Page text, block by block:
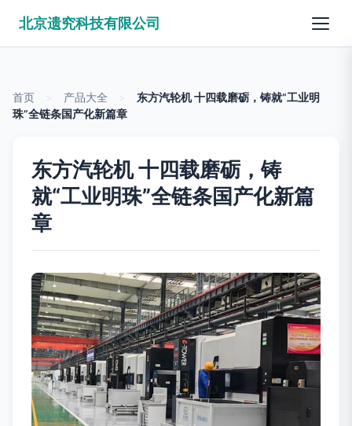
北京遗究科技有限公司
首页 产品大全
东方汽轮机 十四载磨砺，铸就“工业明
珠”全链条国产化新篇章
东方汽轮机 十四载磨砺，铸
就“工业明珠”全链条国产化新篇
章